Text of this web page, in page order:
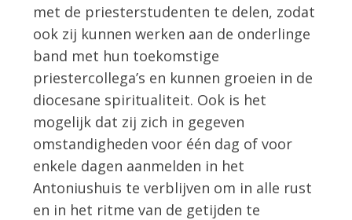
met de priesterstudenten te delen, zodat
ook zij kunnen werken aan de onderlinge
band met hun toekomstige
priestercollega’s en kunnen groeien in de
diocesane spiritualiteit. Ook is het
mogelijk dat zij zich in gegeven
omstandigheden voor één dag of voor
enkele dagen aanmelden in het
Antoniushuis te verblijven om in alle rust
en in het ritme van de getijden te